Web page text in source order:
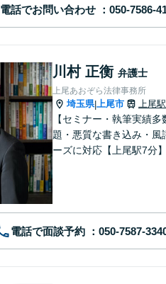
電話でお問い合わせ
川村 正衡 弁護士
上尾あおぞら法律事務所
埼玉県|上尾市 上尾駅
【セミナー・執筆実績
題・悪質な書き込み・
ーズに対応【上尾駅7分】
電話で面談予約